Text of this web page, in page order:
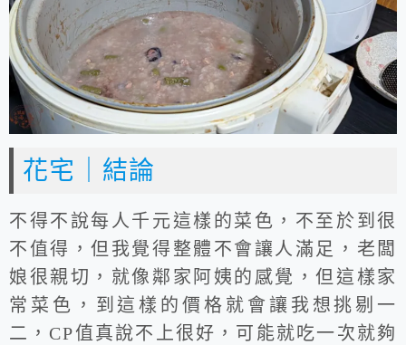
花宅｜結論
不得不說每人千元這樣的菜色，不至於到很
不值得，但我覺得整體不會讓人滿足，老闆
娘很親切，就像鄰家阿姨的感覺，但這樣家
常菜色，到這樣的價格就會讓我想挑剔一
二，CP值真說不上很好，可能就吃一次就夠